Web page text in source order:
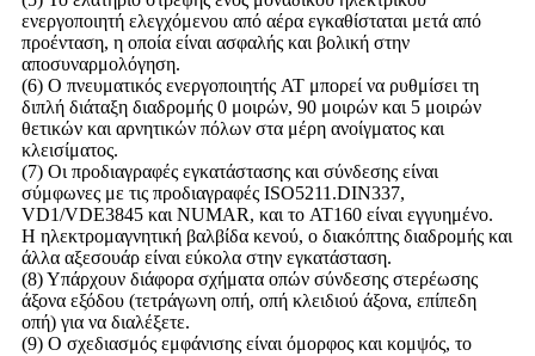
ενεργοποιητή ελεγχόμενου από αέρα εγκαθίσταται μετά από
προένταση, η οποία είναι ασφαλής και βολική στην
αποσυναρμολόγηση.
(6) Ο πνευματικός ενεργοποιητής AT μπορεί να ρυθμίσει τη
διπλή διάταξη διαδρομής 0 μοιρών, 90 μοιρών και 5 μοιρών
θετικών και αρνητικών πόλων στα μέρη ανοίγματος και
κλεισίματος.
(7) Οι προδιαγραφές εγκατάστασης και σύνδεσης είναι
σύμφωνες με τις προδιαγραφές ISO5211.DIN337,
VD1/VDE3845 και NUMAR, και το AT160 είναι εγγυημένο.
Η ηλεκτρομαγνητική βαλβίδα κενού, ο διακόπτης διαδρομής και
άλλα αξεσουάρ είναι εύκολα στην εγκατάσταση.
(8) Υπάρχουν διάφορα σχήματα οπών σύνδεσης στερέωσης
άξονα εξόδου (τετράγωνη οπή, οπή κλειδιού άξονα, επίπεδη
οπή) για να διαλέξετε.
(9) Ο σχεδιασμός εμφάνισης είναι όμορφος και κομψός, το